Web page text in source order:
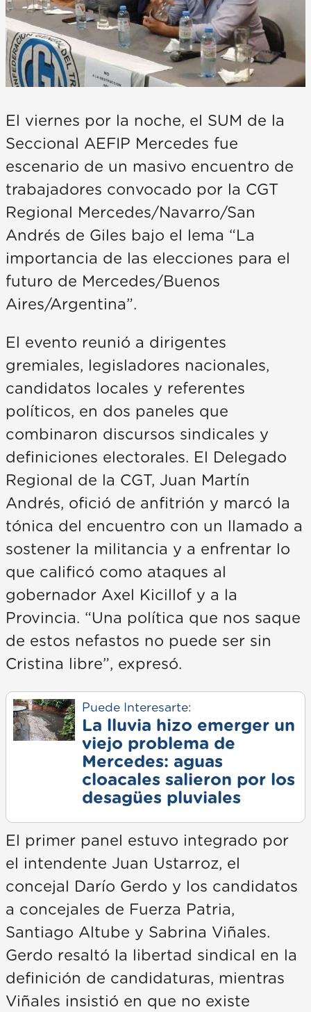
El viernes por la noche, el SUM de la
Seccional AEFIP Mercedes fue
escenario de un masivo encuentro de
trabajadores convocado por la CGT
Regional Mercedes/Navarro/San
Andrés de Giles bajo el lema “La
importancia de las elecciones para el
futuro de Mercedes/Buenos
Aires/Argentina”.
El evento reunió a dirigentes
gremiales, legisladores nacionales,
candidatos locales y referentes
políticos, en dos paneles que
combinaron discursos sindicales y
definiciones electorales. El Delegado
Regional de la CGT, Juan Martín
Andrés, ofició de anfitrión y marcó la
tónica del encuentro con un llamado a
sostener la militancia y a enfrentar lo
que calificó como ataques al
gobernador Axel Kicillof y a la
Provincia. “Una política que nos saque
de estos nefastos no puede ser sin
Cristina libre”, expresó.
Puede Interesarte:
La lluvia hizo emerger un
viejo problema de
Mercedes: aguas
cloacales salieron por los
desagües pluviales
El primer panel estuvo integrado por
el intendente Juan Ustarroz, el
concejal Darío Gerdo y los candidatos
a concejales de Fuerza Patria,
Santiago Altube y Sabrina Viñales.
Gerdo resaltó la libertad sindical en la
definición de candidaturas, mientras
Viñales insistió en que no existe